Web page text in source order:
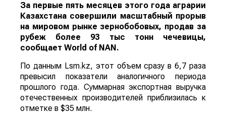
За первые пять месяцев этого года аграрии
Казахстана совершили масштабный прорыв
на мировом рынке зернобобовых, продав за
рубеж более 93 тыс тонн чечевицы,
сообщает World of NAN .
По данным Lsm.kz, этот объем сразу в 6,7 раза
превысил показатели аналогичного периода
прошлого года. Суммарная экспортная выручка
отечественных производителей приблизилась к
отметке в $35 млн.